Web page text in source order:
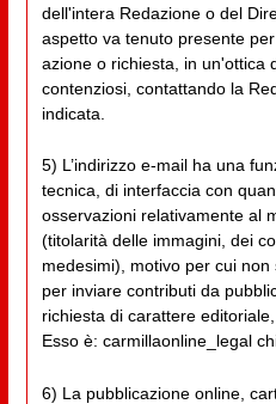
dell'intera Redazione o del
aspetto va tenuto presente
azione o richiesta, in un'ottica
contenziosi, contattando la
indicata.
5) L’indirizzo e-mail ha una
tecnica, di interfaccia con
osservazioni relativamente al
(titolarità delle immagini, dei
medesimi), motivo per cui
per inviare contributi da
richiesta di carattere
Esso è: carmillaonline_legal
6) La pubblicazione online,